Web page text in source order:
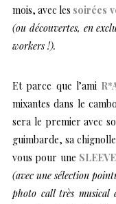
mois, avec les soirées
(ou découvertes, en
workers !).
Et parce que l’ami
mixantes dans le
sera le premier avec
guimbarde, sa
vous pour une
(avec une sélection
photo call très musical